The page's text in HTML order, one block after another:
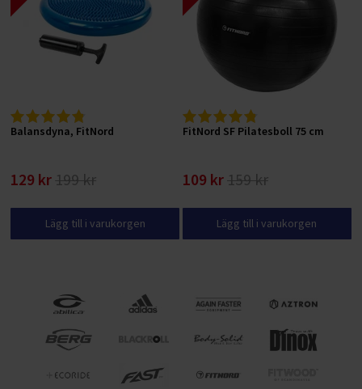
Balansdyna, FitNord
129 kr 199 kr
Lägg till i varukorgen
FitNord SF Pilatesboll 75 cm
109 kr159 kr
Lägg till i varukorgen